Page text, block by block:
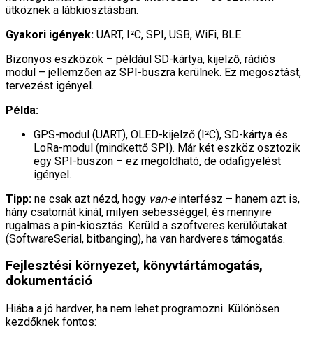
ütköznek a lábkiosztásban.
Gyakori igények: UART, I²C, SPI, USB, WiFi, BLE.
Bizonyos eszközök – például SD-kártya, kijelző, rádiós
modul – jellemzően az SPI-buszra kerülnek. Ez megosztást,
tervezést igényel.
Példa:
GPS-modul (UART), OLED-kijelző (I²C), SD-kártya és
LoRa-modul (mindkettő SPI). Már két eszköz osztozik
egy SPI-buszon – ez megoldható, de odafigyelést
igényel.
Tipp: ne csak azt nézd, hogy van-einterfész – hanem azt is,
hány csatornát kínál, milyen sebességgel, és mennyire
rugalmas a pin-kiosztás. Kerüld a szoftveres kerülőutakat
(SoftwareSerial, bitbanging), ha van hardveres támogatás.
Fejlesztési környezet, könyvtártámogatás,
dokumentáció
Hiába a jó hardver, ha nem lehet programozni. Különösen
kezdőknek fontos: